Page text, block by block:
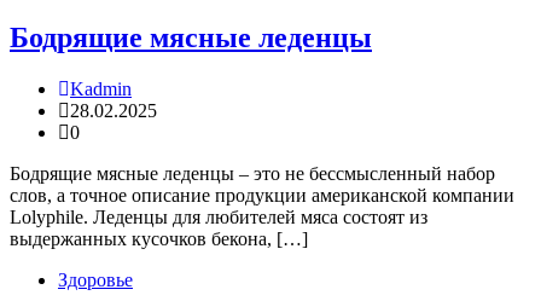
Бодрящие мясные леденцы
Kadmin
28.02.2025
0
Бодрящие мясные леденцы – это не бессмысленный набор
слов, а точное описание продукции американской компании
Lolyphile. Леденцы для любителей мяса состоят из
выдержанных кусочков бекона, […]
Здоровье